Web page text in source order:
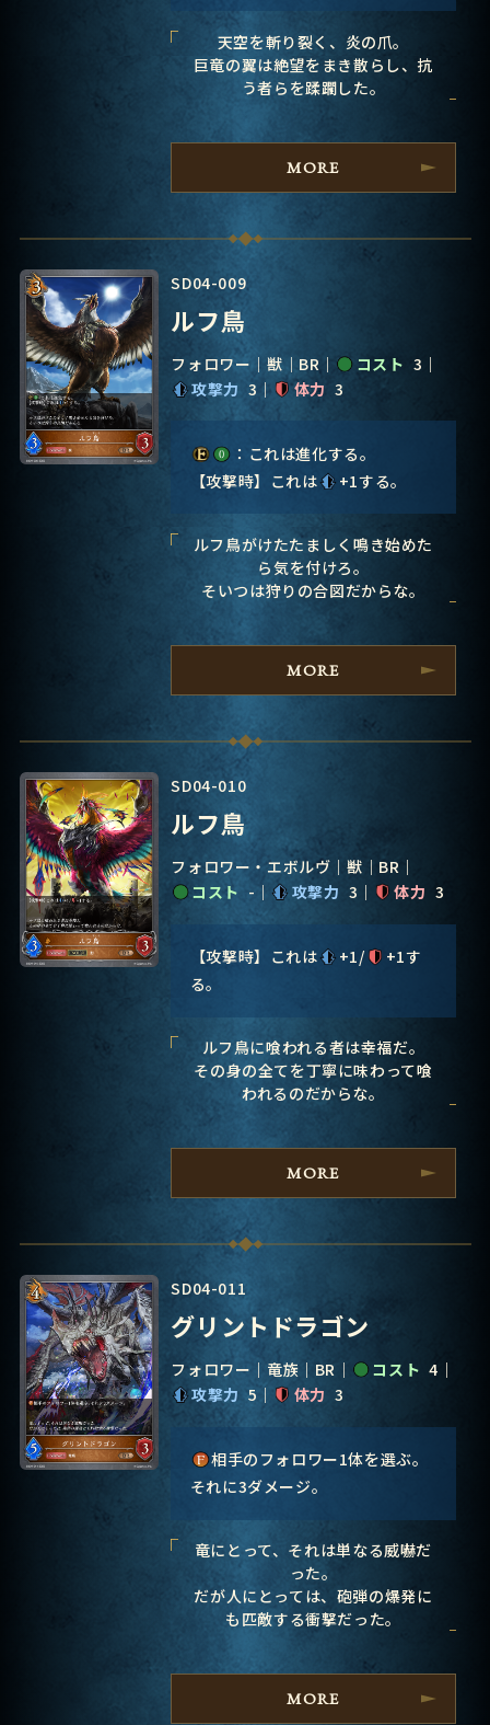
天空を斬り裂く、炎の爪。
巨竜の翼は絶望をまき散らし、抗
う者らを蹂躙した。
MORE
SD04-009
ルフ鳥
フォロワー 獣 BR コスト 3
攻撃力 3 体力 3
：これは進化する。
【攻撃時】これは
+1する。
ルフ鳥がけたたましく鳴き始めた
ら気を付けろ。
そいつは狩りの合図だからな。
MORE
SD04-010
ルフ鳥
フォロワー・エボルヴ 獣
BR
コスト - 攻撃力 3 体力 3
【攻撃時】これは +1/
+1す
る。
ルフ鳥に喰われる者は幸福だ。
その身の全てを丁寧に味わって喰
われるのだからな。
MORE
SD04-011
グリントドラゴン
フォロワー 竜族 BR コスト 4
攻撃力 5 体力 3
相手のフォロワー1体を選ぶ。
それに3ダメージ。
竜にとって、それは単なる威嚇だ
った。
だが人にとっては、砲弾の爆発に
も匹敵する衝撃だった。
MORE